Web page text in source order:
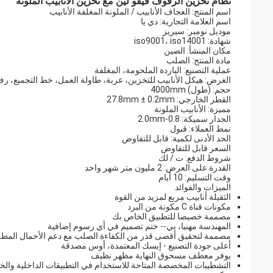
اسم المنتج: العجاف الأنابيب / الملونة المغلفة الأنابيب
اسم العلامة التجارية: دي يا
موديل نومبر: سيريز
شهادة: iso9001، iso14001
مكان المنشأ: الصين
مادة المنتج: الصلب
عملية التصنيع: الباردة الملحومة، المغلفة
الغرض: هيكل الأنابيب للتخزين، عربة، طاولة العمل، خط التجميع،
حجم: (طول) 4000mm
القطر الخارجي: 27.8mm ± 0.2mm
مميزة: الأنابيب الملونة
الجدار سميكة: 0.8-2.0mm
نمط العملاء: قبول
الحد الأدنى لكمية: قابل للتفاوض
السعر قابل للتفاوض
شروط الدفع: ت / لك
القدرة على العرض: 2 مليون متر شهر واحد
وقت التسليم: 10 أيام
الميزات والفوائد
الثقيلة أنابيب مربع لمزيد من القوة
مكونات قناة C مكونة من البرد
مصممة خصيصا للتطبيق الخاص بك
المهندسة مهنيا، بي-- ختم تصميم في أي رسوم إضافية
مصممة لتحقيق أقصى قدر من الكفاءة الصلب مع دعم الأحمال
أعلى جودة التصنيع - إيسك المعتمدة، أوس مصدقة
يوفر معطف مسحوق النهاية مظهر نظيف
التشطيبات المخصصة المتاحة للاستخدام في التطبيقات الداخلية